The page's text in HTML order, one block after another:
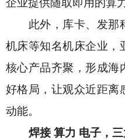
企业提供随取即用的算
此外，库卡、发那
机床等知名机床企业，
核心产品齐聚，形成海
好格局，让观众近距离
动能。
焊接 算力 电子，